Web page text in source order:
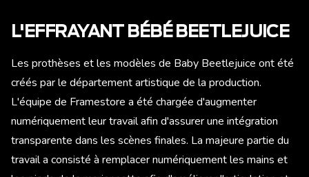
L'EFFRAYANT BÉBÉ BEETLEJUICE
Les prothèses et les modèles de Baby Beetlejuice ont été
créés par le département artistique de la production.
L'équipe de Framestore a été chargée d'augmenter
numériquement leur travail afin d'assurer une intégration
transparente dans les scènes finales. La majeure partie du
travail a consisté à remplacer numériquement les mains et